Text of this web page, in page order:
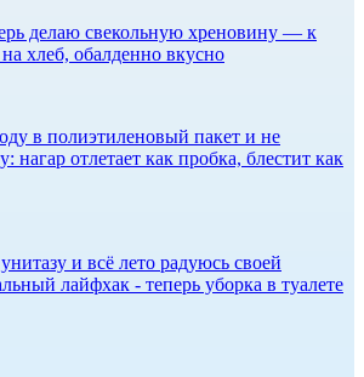
делаю свекольную хреновину — к
хлеб, обалденно вкусно
в полиэтиленовый пакет и не
нагар отлетает как пробка, блестит как
и всё лето радуюсь своей
лайфхак - теперь уборка в туалете